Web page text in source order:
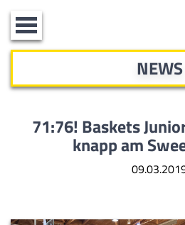
Toggle
navigation
NEWS
71:76! Baskets
knapp am